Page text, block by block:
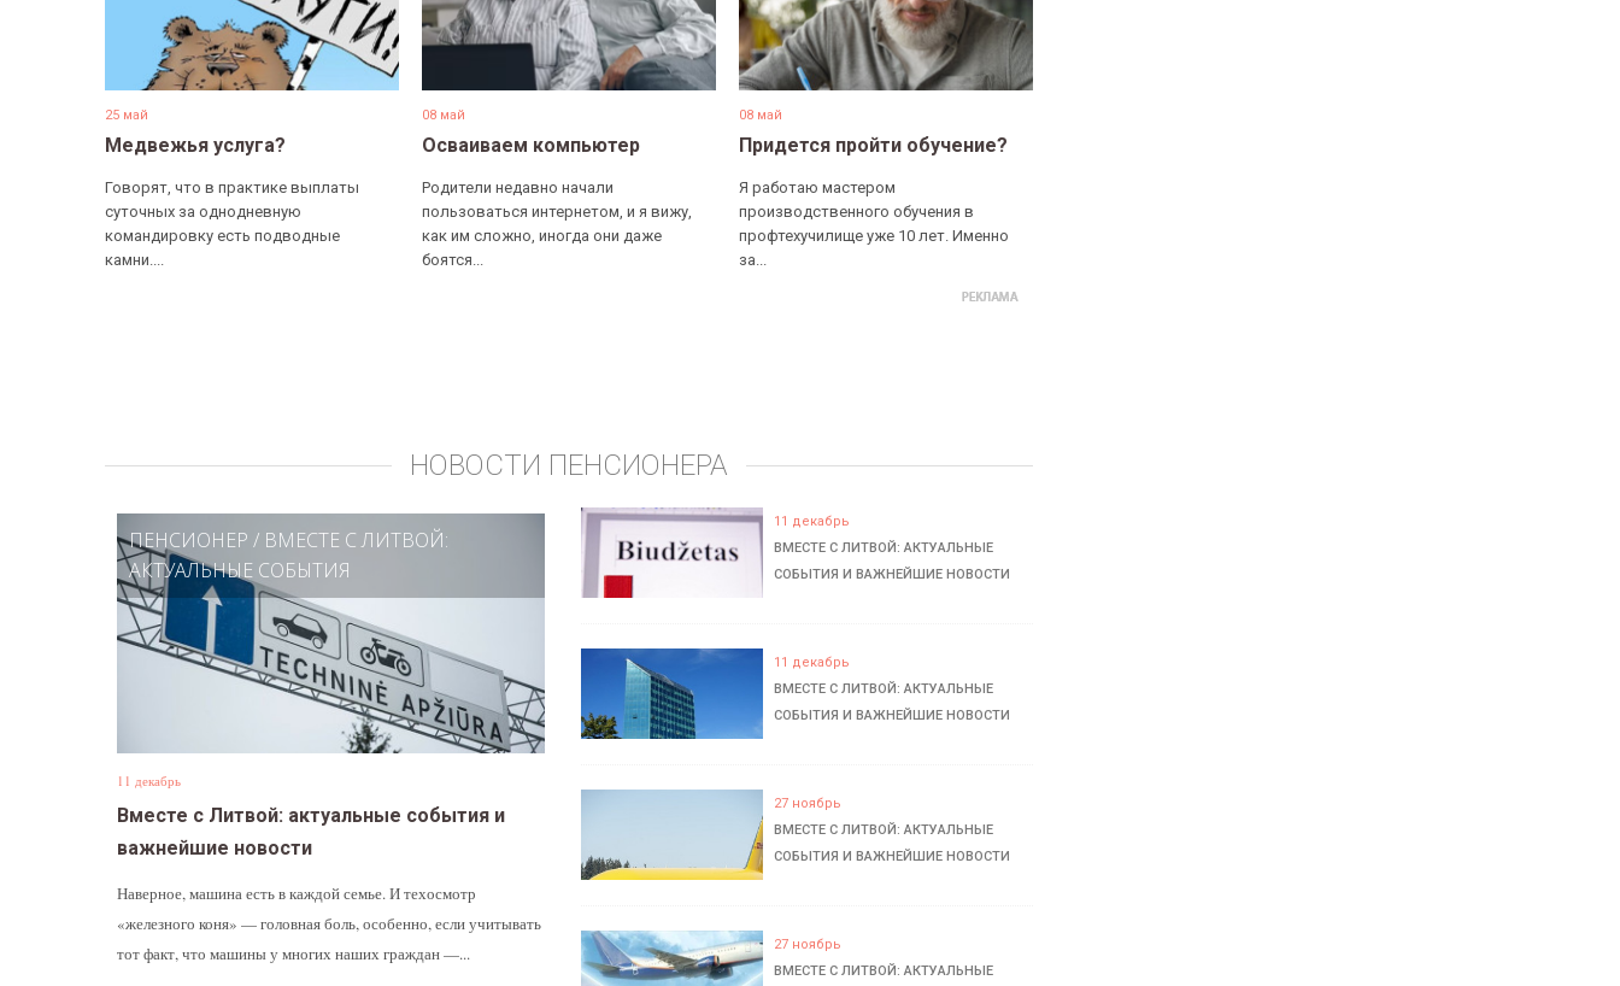
25 май
Медвежья услуга?
Говорят, что в практике выплаты
суточных за однодневную
командировку есть подводные
камни....
08 май
Осваиваем компьютер
Родители недавно начали
пользоваться интернетом, и я вижу,
как им сложно, иногда они даже
боятся...
08 май
Придется пройти обучение?
Я работаю мастером
производственного обучения в
профтехучилище уже 10 лет. Именно
за...
НОВОСТИ ПЕНСИОНЕРА
ПЕНСИОНЕР / ВМЕСТЕ С ЛИТВОЙ:
АКТУАЛЬНЫЕ СОБЫТИЯ
11 декабрь
Вместе с Литвой: актуальные события и
важнейшие новости
Наверное, машина есть в каждой семье. И техосмотр
«железного коня» — головная боль, особенно, если учитывать
тот факт, что машины у многих наших граждан —...
11 декабрь
ВМЕСТЕ С ЛИТВОЙ: АКТУАЛЬНЫЕ
СОБЫТИЯ И ВАЖНЕЙШИЕ НОВОСТИ
11 декабрь
ВМЕСТЕ С ЛИТВОЙ: АКТУАЛЬНЫЕ
СОБЫТИЯ И ВАЖНЕЙШИЕ НОВОСТИ
27 ноябрь
ВМЕСТЕ С ЛИТВОЙ: АКТУАЛЬНЫЕ
СОБЫТИЯ И ВАЖНЕЙШИЕ НОВОСТИ
27 ноябрь
ВМЕСТЕ С ЛИТВОЙ: АКТУАЛЬНЫЕ